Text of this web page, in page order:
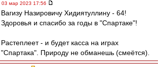
03 мар 2023 17:56
Вагизу Назировичу Хидиятуллину - 64!
Здоровья и спасибо за годы в "Спартаке"!
Растеплеет - и будет касса на играх
"Спартака". Природу не обманешь (смеётся).